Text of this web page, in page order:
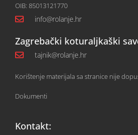
OIB: 85013121770
info@rolanje.hr
Zagrebački koturaljkaški
tajnik@rolanje.hr
Korištenje materijala sa stranice nije
Dokumenti
Kontakt: